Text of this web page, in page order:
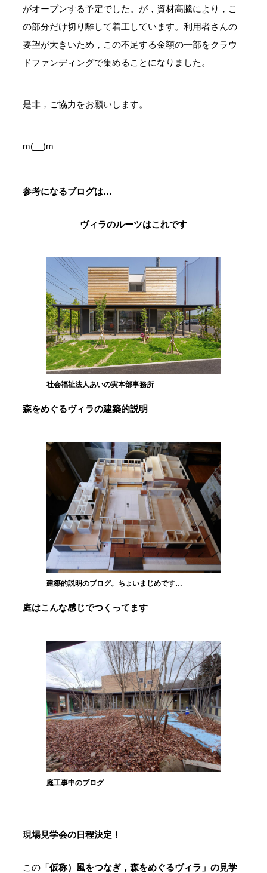
がオープンする予定でした。が，資材高騰により，こ
の部分だけ切り離して着工しています。利用者さんの
要望が大きいため，この不足する金額の一部をクラウ
ドファンディングで集めることになりました。
是非，ご協力をお願いします。
m(__)m
参考になるブログは…
ヴィラのルーツはこれです
社会福祉法人あいの実本部事務所
森をめぐるヴィラの建築的説明
建築的説明のブログ。ちょいまじめです…
庭はこんな感じでつくってます
庭工事中のブログ
現場見学会の日程決定！
この「仮称）風をつなぎ，森をめぐるヴィラ」の見学